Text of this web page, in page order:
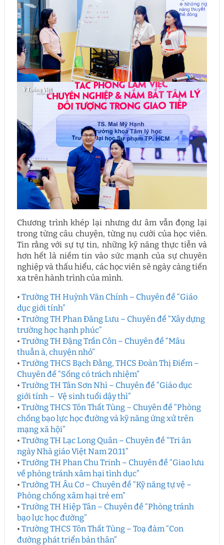
Chương trình khép lại nhưng dư âm vẫn đọng lại
trong từng câu chuyện, từng nụ cười của học viên.
Tin rằng với sự tự tin, những kỹ năng thực tiễn và
hơn hết là niềm tin vào sức mạnh của sự chuyên
nghiệp và thấu hiểu, các học viên sẽ ngày càng tiến
xa trên hành trình của mình.
• Trường TH Huỳnh Văn Chính – Chuyên đề “Giáo
dục giới tính”
• Trường TH Phan Đăng Lưu – Chuyên đề “Xây dựng
trường học hạnh phúc”
• Trường TH Đặng Trần Côn – Chuyên đề “Mâu
thuẫn à, chuyện nhỏ”
• Trường THCS Bạch Đằng, THCS Đoàn Thị Điểm –
Chuyên đề “Sống có trách nhiệm”
• Trường TH Tân Sơn Nhì – Chuyên đề “Giáo dục
giới tính – Vệ sinh tuổi dậy thì”
• Trường THCS Tôn Thất Tùng – Chuyên đề “Phòng
chống bạo lực học đường và kỹ năng ứng xử trên
mạng xã hội”
• Trường TH Lạc Long Quân – Chuyên đề “Tri ân
ngày Nhà giáo Việt Nam 20.11”
• Trường TH Phan Chu Trinh – Chuyên đề “Giao lưu
về phòng tránh xâm hại tình dục”
• Trường TH Âu Cơ – Chuyên đề “Kỹ năng tự vệ –
Phòng chống xâm hại trẻ em”
• Trường TH Hiệp Tân – Chuyên đề “Phòng tránh
bạo lực học đường”
• Trường THCS Tôn Thất Tùng – Toạ đàm “Con
đường phát triển bản thân”